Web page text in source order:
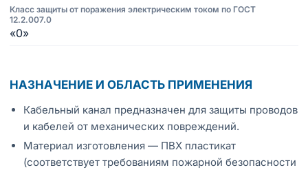
Класс защиты от поражения электрическим током по ГОСТ
12.2.007.0
«0»
НАЗНАЧЕНИЕ И ОБЛАСТЬ ПРИМЕНЕНИЯ
Кабельный канал предназначен для защиты проводов
и кабелей от механических повреждений.
Материал изготовления — ПВХ пластикат
(соответствует требованиям пожарной безопасности